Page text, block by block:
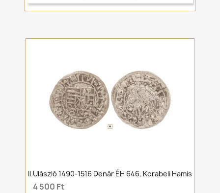
II.Ulászló 1490-1516 Denár ÉH 646, Korabeli Hamis
4 500 Ft